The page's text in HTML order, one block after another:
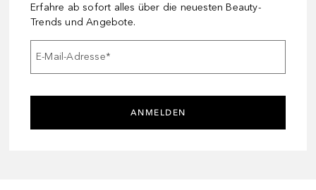
Erfahre ab sofort alles über die neuesten Beauty-
Trends und Angebote.
E-Mail-Adresse*
ANMELDEN